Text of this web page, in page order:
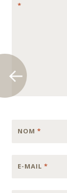
*
NOM *
E-MAIL *